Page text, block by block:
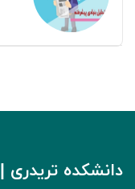
دانشکده تریدری | PCM University